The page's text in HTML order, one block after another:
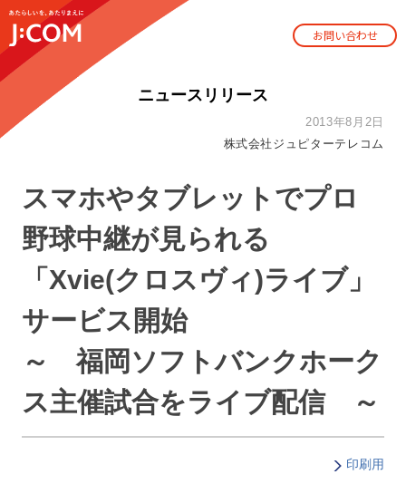
お問い合わせ
ニュースリリース
2013年8月2日
株式会社ジュピターテレコム
スマホやタブレットでプロ
野球中継が見られる
「Xvie(クロスヴィ)ライブ」
サービス開始
～ 福岡ソフトバンクホーク
ス主催試合をライブ配信 ～
印刷用